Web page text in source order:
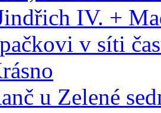
IV. +
v síti
u Zelené